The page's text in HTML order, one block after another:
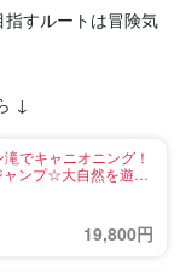
すルートは冒険気
↓
でキャニオニング！
ャンプ☆大自然を遊び
》（No.4）
19,800円